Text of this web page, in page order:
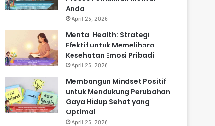
Anda
April 25, 2026
Mental Health: Strategi
Efektif untuk Memelihara
Kesehatan Emosi Pribadi
April 25, 2026
Membangun Mindset Positif
untuk Mendukung Perubahan
Gaya Hidup Sehat yang
Optimal
April 25, 2026